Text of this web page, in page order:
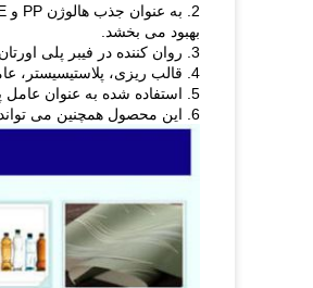
بهبود می بخشد.
3. روان کننده در فیبر پلی اورتان و قالب سازی.
4. قالب ریزی، پلاستیسیستر، عامل ضخیم شدن روان کننده گریس، عامل تصفیه آب نساجی، عامل تمیزکاری رنگ و غیره برای پردازش لاستیک.
5. استفاده شده به عنوان عامل پراکنده خوب در masterbatch رنگ، masterbatch پرکننده.
6. این محصول همچنین می تواند برای مکمل های غذایی، علوفه و لوازم آرایشی و بهداشتی و غیره استفاده شود.